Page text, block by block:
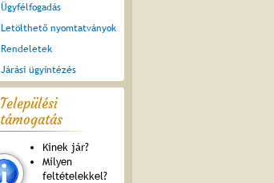
Ügyfélfogadás
Letölthető nyomtatványok
Rendeletek
Járási ügyintézés
Települési
támogatás
Kinek jár?
Milyen
feltételekkel?